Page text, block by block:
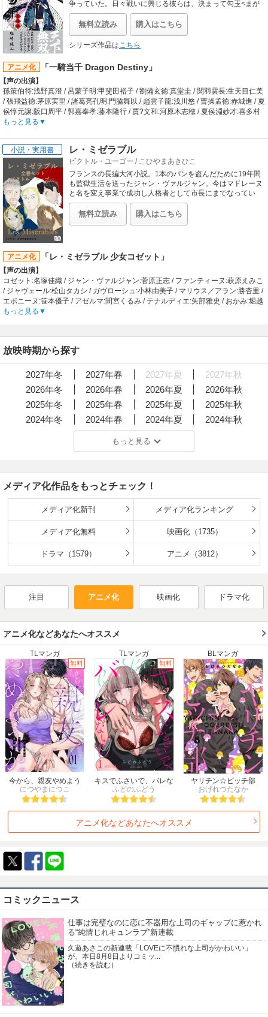
の姿が……。
【制作会社】
スタジオ雲雀
【スタッフ情報】
原作:鈴見敦（掲載誌:月刊電撃コミックガオ!）
監督:木村真一郎
シリーズ構成:山田靖智 / キャラクターデザイン:安形佳己 / 美術設定:金平和茂 / 美
術監督:土師勝弘 / 色彩設定:宮川貴江 / 撮影監督:渡辺宜之 / 編集:森田清次 / 音楽:七
瀬光 / 音響監督:岩浪美和
【音楽】
OP:Riryka「Bravin' Bad Brew」 / ED:妖精帝國「至純の残酷」
争っていた。日々戦いに興じる彼らは、決まって勾玉<まが
たま>のアクセサリーを身に付けていた。それは、遠い過去
の三国志の闘士たちの魂を封じ込めた宿命の勾玉だっ
た……。 ◆三国時代の英雄たちの魂を封じた勾玉を手に、
全国制覇を狙う闘士たち。覚醒した女子高生・伯符の熱闘ア
無料立読み 購入はこちら
シリーズ作品はこちら
アニメ化 「一騎当千 Dragon Destiny」
【声の出演】
孫策伯符:浅野真澄 / 呂蒙子明:甲斐田裕子 / 劉備玄徳:真堂圭 / 関羽雲長:生天目仁美
/ 張飛益徳:茅原実里 / 諸葛亮孔明:門脇舞以 / 趙雲子龍:浅川悠 / 曹操孟徳:赤城進 / 夏
侯惇元譲:阪口周平 / 郭嘉奉孝:藤本隆行 / 賈?文和:河原木志穂 / 夏侯淵妙才:喜多村
英梨 / 周瑜公謹:日野聡 / 左慈元放:遊佐浩二 / 呉栄:井上喜久子
少女、昇龍像が掴んでいる玉を手にする。そのとき突如現れるもう一人の女闘
士、夏候淵妙才。彼女も玉を求めてやってきたのだった。夏候淵｢それが貴様の手
に負える代物ではないことは、自覚しておろう。呂蒙子明!｣。その少女こそ、南
陽の闘士呂蒙子明であった。乱立するネオン看板を跳躍し、玉を持った呂蒙を追
う夏候淵。追い詰められる呂蒙。夏候淵の激しい攻撃に服をズタズタにされなが
らも、逃げる呂蒙であった。龍玉を孫策伯符のもとに届ける為に。勾玉を持つ｢闘
士｣と呼ばれる学生同士が覇権を争う地、関東。関東を統べていた洛陽高校の董卓
亡き後、関東は群雄が割拠する混乱の時代になっていた。その混乱の中、曹操を
リーダーとする許昌学院、孫策率いる南陽学院、そして劉備の成都学園が台頭し
てきている。｢それ｣が、関東の地にもたらされたとき、新たな闘士たちの伝説が
胎動を始めようとしていた・・・・・
【制作会社】
ARMS
【スタッフ情報】
原作 塩崎雄二
監督:大畑晃一
シリーズ構成:吉岡たかを / キャラクターデザイン・総作画監督:りんしん / キーア
ニメーター:阿部望 / 美術監督:池田繁美 / 色彩設計:中田亮大 / 撮影監督:池上伸治 /
【音楽】
OP:雁行真依「HEART&SOUL」 / ED1:衣織(IORI)「硝子の花」 / ED2:孫策(CV.浅
野真澄)エンディングテーマ「Get up!」
もっと見る
小説・実用書 レ・ミゼラブル
ビクトル・ユーゴー / こひやまあきひこ
フランスの長編大河小説。1本のパンを盗んだために19年間
も監獄生活を送ったジャン・ヴァルジャン。今はマドレーヌ
と名を変え事業で成功し人格者として市長にまでなってい
た。しかし警察官ジャヴェルとの対立、美しいファンティー
ヌとの出会いと別れ。人違いで逮捕された者のために全てを
投げうつ覚悟をする。
無料立読み 購入はこちら
アニメ化 「レ・ミゼラブル 少女コゼット」
【声の出演】
コゼット:名塚佳織 / ジャン・ヴァルジャン:菅原正志 / ファンティーヌ:萩原えみこ
/ ジャヴェール:松山タカシ / ガヴローシュ:小林由美子 / マリウス／アラン:勝杏里 /
エポニーヌ:笹本優子 / アゼルマ:間宮くるみ / テナルディエ:矢部雅史 / おかみ:堀越
真己 / シスター・サンプリス／トゥーサン:かないみか / ジルノルマン伯爵:小村哲
【あらすじ】
母に先立たれた幼いコゼットは、ジャン・ヴァルジャンに助けられパリの修道院
へ身を隠す。
美しく成長したコゼットは、ある日マリウスという若き活動家と出会う。二人の
気持ちは通じ合い幸せを掴みかけるが、パリの町は不安な空気につつまれてい
革命の混乱の中、コゼット、マリウス、ジャンそしてジャンの宿敵・ジャベール
警部の運命が交錯する。
原作:ビクトル･ユゴー「レ･ミゼラブル」より
監督:桜井弘明
孝博 / 総作画監督:渡辺はじめ、志田ただし / 美術設定:伊藤主計 / 美術監督:中村光
毅 / 音響監督:高橋秀雄 / 音楽:松尾早人
OP:斉藤由貴「風の向こう」 / ED:斉藤由貴「ma maman」
もっと見る
放映時期から探す
2027年冬 2027年春 2027年夏
2027年秋
2026年冬
2026年春 2026年夏
2026年秋
2025年冬
2025年春 2025年夏
2025年秋
2024年冬
2024年春 2024年夏
2024年秋
2023年春 2023年夏
2022年春 2022年夏
2020年冬
2019年冬
2019年春
2018年冬
2018年春 2018年夏
2018年秋
2017年冬
2017年春 2017年夏
2017年秋
2016年秋
2015年冬
2015年春 2015年夏
2015年秋
2013年冬
2013年春 2013年夏
2013年秋
2012年冬
2012年春 2012年夏
2012年秋
2010年冬
2010年春
2009年冬
2009年春 2009年夏
2009年秋
2008年冬
2008年春 2008年夏
2008年秋
2007年冬
2007年春 2007年夏
2007年秋
2006年冬
2006年春 2006年夏
2006年秋
2005年冬
2005年春 2005年夏
2005年秋
2004年冬
2004年春 2004年夏
2004年秋
2003年冬
2003年春 2003年夏
2003年秋
2002年冬
2002年春 2002年夏
2002年秋
2001年冬
2001年春 2001年夏
2001年秋
2000年
1999年 1998年
1997年
1996年
1995年 1994年
1993年
1992年
1991年 1990年
1989年
1987年 1986年
1980年
1976年
1968年
もっと見る
メディア化作品をもっとチェック！
メディア化新刊 メディア化ランキング
メディア化無料 映画化（1735）
ドラマ（1579） アニメ（3812）
注目 アニメ化 映画化 ドラマ化
アニメ化などあなたへオススメ
TLマンガ
無料
TLマンガ
無料
BLマンガ
今から、親友やめよう
か。～腐れ縁同僚は甘い
快楽で私を壊す～
につやまにつこ
キスでふさいで、バレな
いで。
ふどのふどう
ヤリチン☆ビッチ部
おげれつたなか
アニメ化などあなたへオススメ
コミックニュース
仕事は完璧なのに恋に不器用な上司のギャップに惹かれ
る“純情じれキュンラブ”新連載
久遊あさこの新連載「LOVEに不慣れな上司がかわいい」
が、本日8月8日よりコミッ...
（続きを読む）